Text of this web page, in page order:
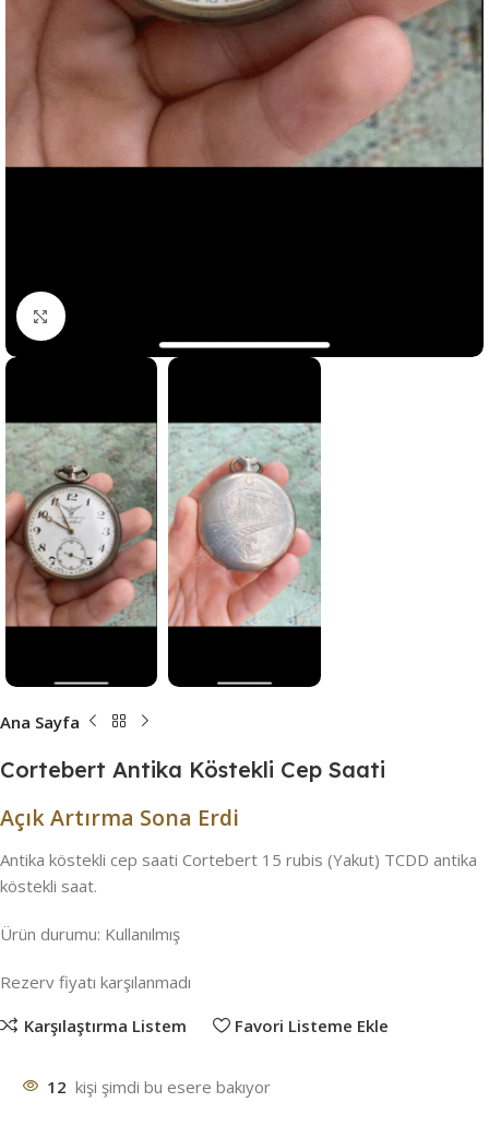
Büyütmek için tıklayın
Ana Sayfa
Cortebert Antika Köstekli Cep Saati
Açık Artırma Sona Erdi
Antika köstekli cep saati Cortebert 15 rubis (Yakut) TCDD antika
köstekli saat.
Ürün durumu: Kullanılmış
Rezerv fiyatı karşılanmadı
Karşılaştırma Listem
Favori Listeme Ekle
12 kişi şimdi bu esere bakıyor